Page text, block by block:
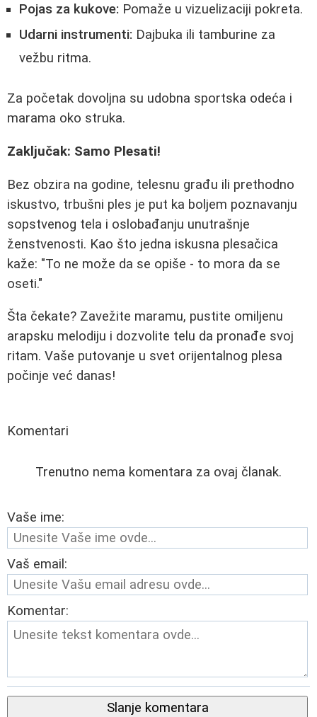
Pojas za kukove: Pomaže u vizuelizaciji pokreta.
Udarni instrumenti: Dajbuka ili tamburine za
vežbu ritma.
Za početak dovoljna su udobna sportska odeća i
marama oko struka.
Zaključak: Samo Plesati!
Bez obzira na godine, telesnu građu ili prethodno
iskustvo, trbušni ples je put ka boljem poznavanju
sopstvenog tela i oslobađanju unutrašnje
ženstvenosti. Kao što jedna iskusna plesačica
kaže: "To ne može da se opiše - to mora da se
oseti."
Šta čekate? Zavežite maramu, pustite omiljenu
arapsku melodiju i dozvolite telu da pronađe svoj
ritam. Vaše putovanje u svet orijentalnog plesa
počinje već danas!
Komentari
Trenutno nema komentara za ovaj članak.
Vaše ime:
Vaš email:
Komentar:
Slanje komentara